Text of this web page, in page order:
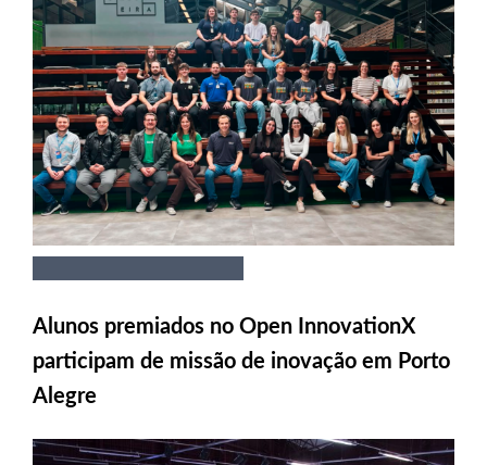
Alunos premiados no Open InnovationX
participam de missão de inovação em Porto
Alegre